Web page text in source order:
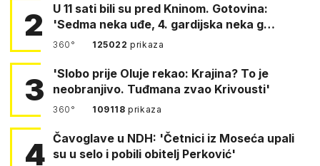
2
U 11 sati bili su pred Kninom. Gotovina:
'Sedma neka uđe, 4. gardijska neka g…
360° 125022prikaza
3
'Slobo prije Oluje rekao: Krajina? To je
neobranjivo. Tuđmana zvao Krivousti'
360° 109118prikaza
4 Čavoglave u NDH: 'Četnici iz Moseća upali
su u selo i pobili obitelj Perković'